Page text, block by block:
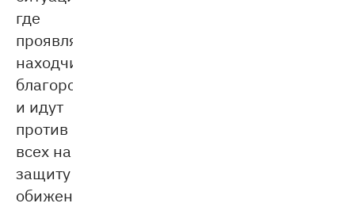
где
проявляют
находчивость,
благородство
и идут
против
всех на
защиту
обиженных.